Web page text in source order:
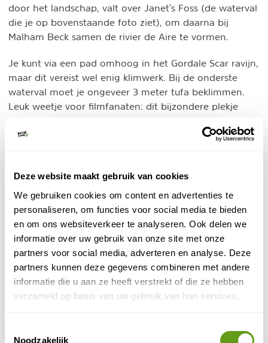
Deze website maakt gebruik van cookies
We gebruiken cookies om content en advertenties te
personaliseren, om functies voor social media te bieden
en om ons websiteverkeer te analyseren. Ook delen we
informatie over uw gebruik van onze site met onze
partners voor social media, adverteren en analyse. Deze
partners kunnen deze gegevens combineren met andere
informatie die u aan ze heeft verstrekt of die ze hebben
verzameld op basis van uw gebruik van hun services.
Noodzakelijk
door het landschap, valt over Janet's Foss (de waterval
die je op bovenstaande foto ziet), om daarna bij
Malham Beck samen de rivier de Aire te vormen.
Je kunt via een pad omhoog in het Gordale Scar ravijn,
maar dit vereist wel enig klimwerk. Bij de onderste
waterval moet je ongeveer 3 meter tufa beklimmen.
Leuk weetje voor filmfanaten: dit bijzondere plekje
The Witcher